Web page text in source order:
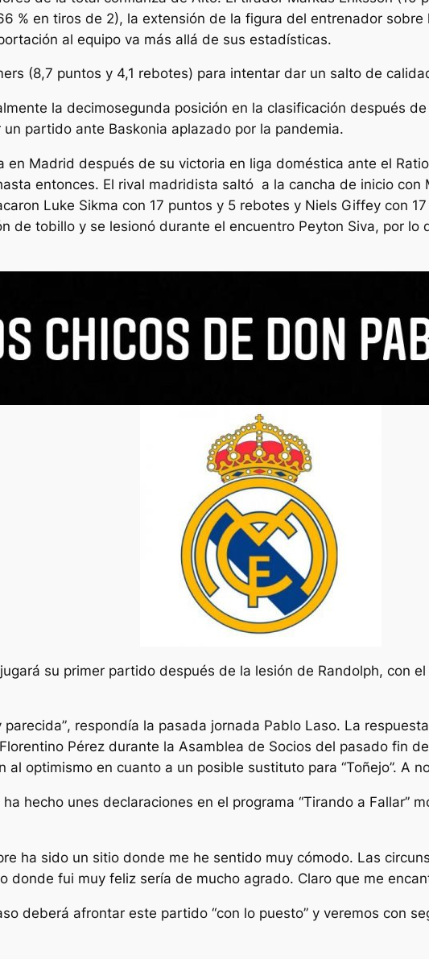
% en tiros de 2), la extensión de la figura del entrenador
al equipo va más allá de sus estadísticas.
(8,7 puntos y 4,1 rebotes) para intentar dar un salto de
la decimosegunda posición en la clasificación después
partido ante Baskonia aplazado por la pandemia.
en Madrid después de su victoria en liga doméstica ante el
entonces. El rival madridista saltó a la cancha de inicio con
Luke Sikma con 17 puntos y 5 rebotes y Niels Giffey con
de tobillo y se lesionó durante el encuentro Peyton Siva, por lo
su primer partido después de la lesión de Randolph, con
parecida”, respondía la pasada jornada Pablo Laso. La
Pérez durante la Asamblea de Socios del pasado fin
al optimismo en cuanto a un posible sustituto para “Toñejo”. A
hecho unes declaraciones en el programa “Tirando a Fallar”
ha sido un sitio donde me he sentido muy cómodo. Las
donde fui muy feliz sería de mucho agrado. Claro que me
deberá afrontar este partido “con lo puesto” y veremos con